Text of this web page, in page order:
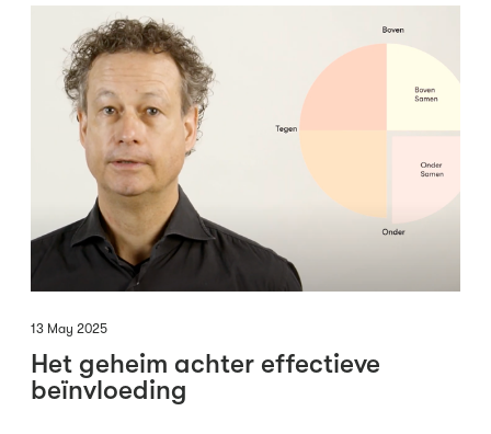
13 May 2025
Het geheim achter effectieve
beïnvloeding